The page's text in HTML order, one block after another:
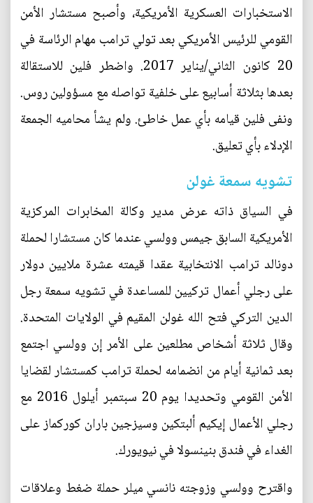
الاستخبارات العسكرية الأمريكية، وأصبح مستشار الأمن
القومي للرئيس الأمريكي بعد تولي ترامب مهام الرئاسة في
20 كانون الثاني/يناير 2017. واضطر فلين للاستقالة
بعدها بثلاثة أسابيع على خلفية تواصله مع مسؤولين روس.
ونفى فلين قيامه بأي عمل خاطئ. ولم يشأ محاميه الجمعة
الإدلاء بأي تعليق.
تشويه سمعة غولن
في السياق ذاته عرض مدير وكالة المخابرات المركزية
الأمريكية السابق جيمس وولسي عندما كان مستشارا لحملة
دونالد ترامب الانتخابية عقدا قيمته عشرة ملايين دولار
على رجلي أعمال تركيين للمساعدة في تشويه سمعة رجل
الدين التركي فتح الله غولن المقيم في الولايات المتحدة.
وقال ثلاثة أشخاص مطلعين على الأمر إن وولسي اجتمع
بعد ثمانية أيام من انضمامه لحملة ترامب كمستشار لقضايا
الأمن القومي وتحديدا يوم 20 سبتمبر أيلول 2016 مع
رجلي الأعمال إيكيم ألبتكين وسيزجين باران كوركماز على
الغداء في فندق بنينسولا في نيويورك.
واقترح وولسي وزوجته نانسي ميلر حملة ضغط وعلاقات